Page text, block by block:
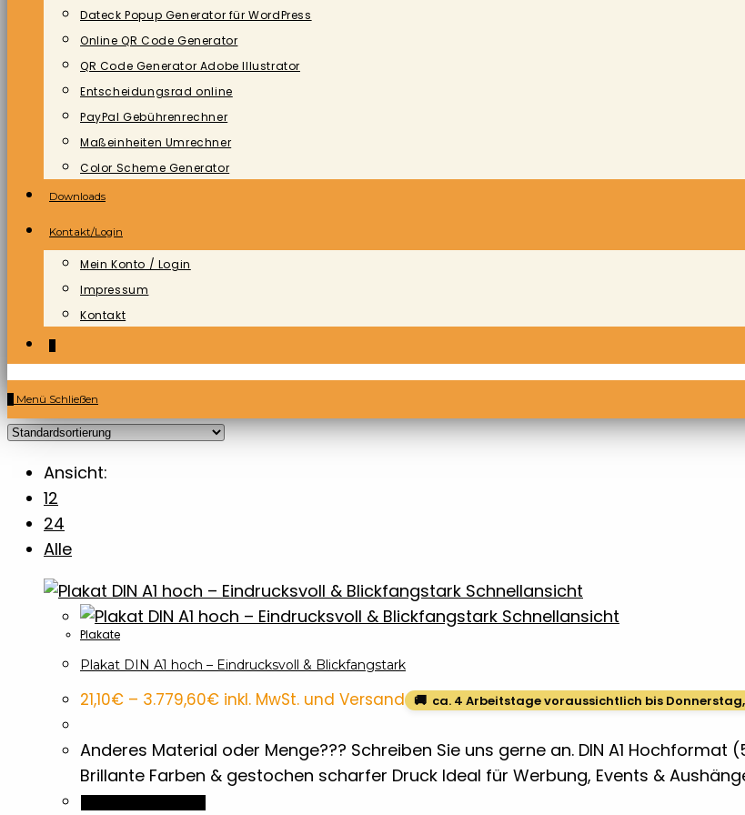
Dateck Popup Generator für WordPress
Online QR Code Generator
QR Code Generator Adobe Illustrator
Entscheidungsrad online
PayPal Gebührenrechner
Maßeinheiten Umrechner
Color Scheme Generator
Downloads
Kontakt/Login
Mein Konto / Login
Impressum
Kontakt
Menü Schließen
Ansicht:
12
24
Alle
Schnellansicht
Schnellansicht
Plakate
Plakat DIN A1 hoch – Eindrucksvoll & Blickfangstark
21,10€ – 3.779,60€Preisspanne:
21,10€
inkl. MwSt. und Versand 🚚 ca. 4 Arbeitstage voraussichtlich bis Donnerstag,
Anderes Material oder Menge??? Schreiben Sie uns gerne an. DIN A1
Brillante Farben & gestochen scharfer Druck Ideal für Werbung, Events &